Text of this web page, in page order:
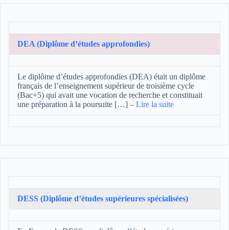
DEA (Diplôme d’études approfondies)
Le diplôme d’études approfondies (DEA) était un diplôme
français de l’enseignement supérieur de troisième cycle
(Bac+5) qui avait une vocation de recherche et constituait
une préparation à la poursuite […] – Lire la suite
DESS (Diplôme d’études supérieures spécialisées)